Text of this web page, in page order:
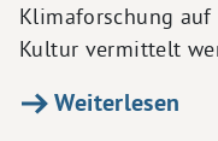
Klimaforschung auf
Kultur vermittelt
Weiterlesen